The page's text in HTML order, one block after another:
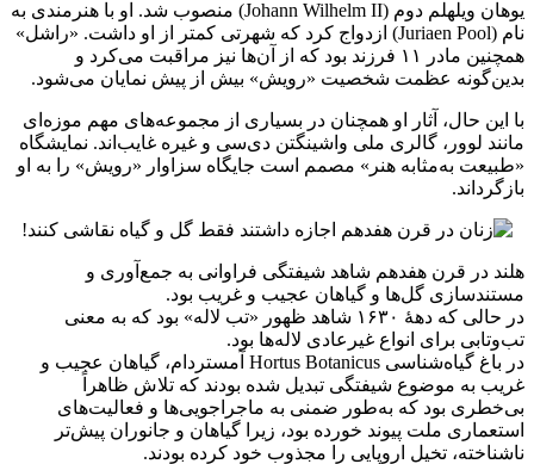
یوهان ویلهلم دوم (Johann Wilhelm II) منصوب شد. او با هنرمندی به
نام (Juriaen Pool) ازدواج کرد که شهرتی کمتر از او داشت. «راشل»
همچنین مادر ۱۱ فرزند بود که از آن‌ها نیز مراقبت می‌کرد و
بدین‌گونه عظمت شخصیت «رویش» بیش از پیش نمایان می‌شود.
با این حال، آثار او همچنان در بسیاری از مجموعه‌های مهم موزه‌ای
مانند لوور، گالری ملی واشینگتن دی‌سی و غیره غایب‌اند. نمایشگاه
«طبیعت به‌مثابه هنر» مصمم است جایگاه سزاوار «رویش» را به او
بازگرداند.
هلند در قرن هفدهم شاهد شیفتگی فراوانی به جمع‌آوری و
مستندسازی گل‌ها و گیاهان عجیب و غریب بود.
در حالی که دههٔ ۱۶۳۰ شاهد ظهور «تب لاله» بود که به معنی
تب‌وتابی برای انواع غیرعادی لاله‌ها بود.
در باغ گیاه‌شناسی Hortus Botanicus آمستردام، گیاهان عجیب و
غریب به موضوع شیفتگی تبدیل شده بودند که تلاش ظاهراً
بی‌خطری بود که به‌طور ضمنی به ماجراجویی‌ها و فعالیت‌های
استعماری ملت پیوند خورده بود، زیرا گیاهان و جانوران پیش‌تر
ناشناخته، تخیل اروپایی را مجذوب خود کرده بودند.